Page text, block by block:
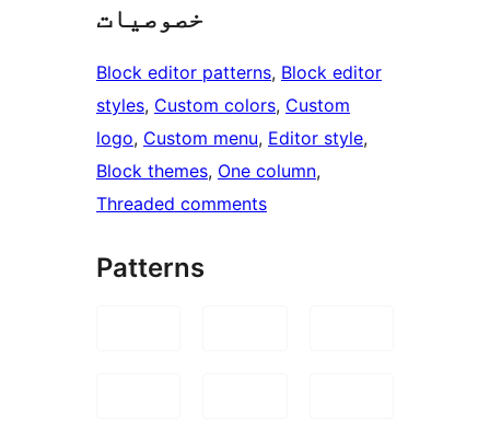
خصوصیات
Block editor patterns, Block editor
styles, Custom colors, Custom
logo, Custom menu, Editor style
Block themes, One column
Threaded comments
Patterns